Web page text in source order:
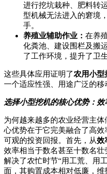
进行挖坑栽种、肥料转
型机械无法进入的窘境
手。
养殖业辅助作业： 在养
化粪池、建设围栏及搬
了工作环境，提升了卫
这些具体应用证明了农用小型
一个适应性强、用途广泛的移
选择小型挖机的核心优势：效
为何越来越多的农业经营主
心优势在于它完美融合了高
可观的投资回报。首先，从效
效率相当于数名甚至十数名
解决了农忙时节“用工荒、用
面，其购置成本相对低廉，